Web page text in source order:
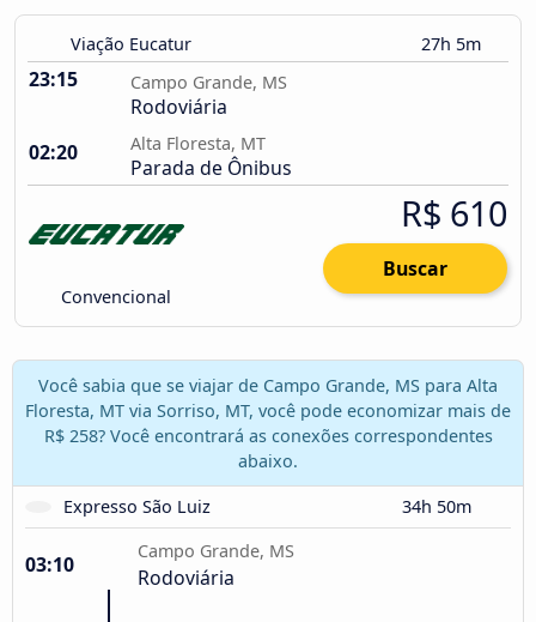
Viação Eucatur 27h 5m
23:15 Campo Grande, MS
Rodoviária
02:20
Alta Floresta, MT
Parada de Ônibus
Convencional
R$ 610
Buscar
Você sabia que se viajar de Campo Grande, MS para Alta
Floresta, MT via Sorriso, MT, você pode economizar mais de
R$ 258? Você encontrará as conexões correspondentes
abaixo.
Expresso São Luiz
34h 50m
03:10
Campo Grande, MS
Rodoviária